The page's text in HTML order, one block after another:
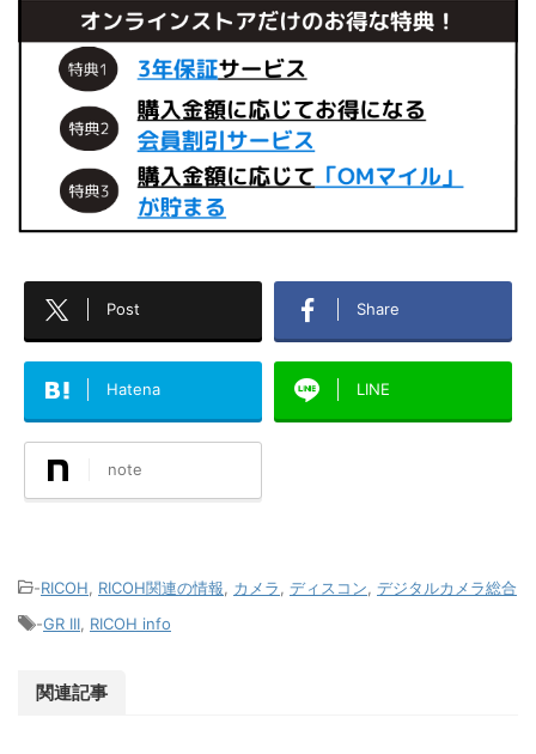
Post Share
Hatena LINE
note
-RICOH RICOH関連の情報 カメラ ディスコン デジタルカメラ総合
-GR III RICOH info
関連記事